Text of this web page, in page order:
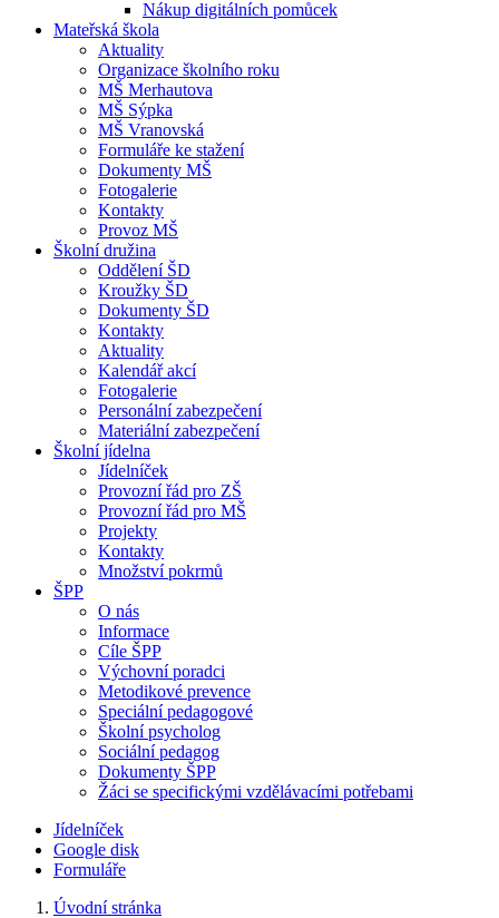
Nákup digitálních pomůcek
Mateřská škola
Aktuality
Organizace školního roku
MŠ Merhautova
MŠ Sýpka
MŠ Vranovská
Formuláře ke stažení
Dokumenty MŠ
Fotogalerie
Kontakty
Provoz MŠ
Školní družina
Oddělení ŠD
Kroužky ŠD
Dokumenty ŠD
Kontakty
Aktuality
Kalendář akcí
Fotogalerie
Personální zabezpečení
Materiální zabezpečení
Školní jídelna
Jídelníček
Provozní řád pro ZŠ
Provozní řád pro MŠ
Projekty
Kontakty
Množství pokrmů
ŠPP
O nás
Informace
Cíle ŠPP
Výchovní poradci
Metodikové prevence
Speciální pedagogové
Školní psycholog
Sociální pedagog
Dokumenty ŠPP
Žáci se specifickými vzdělávacími potřebami
Jídelníček
Google disk
Formuláře
Úvodní stránka